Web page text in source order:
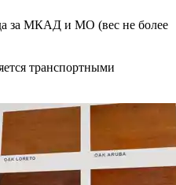
за МКАД и МО (вес не более
транспортными